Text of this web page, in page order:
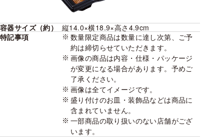
容器サイズ（約）
縦14.0×横18.9×高さ4.9cm
特記事項
数量限定商品は数量に達し次第、ご予
約は締切らせていただきます。
画像の商品は内容・仕様・パッケージ
が変更になる場合があります。予めご
了承ください。
画像は全てイメージです。
盛り付けのお皿・装飾品などは商品に
含まれていません。
一部商品の取り扱いのない店舗がござ
います。